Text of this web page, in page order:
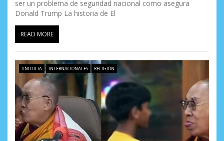
ser un problema de seguridad nacional como asegura
Donald Trump La historia de El
READ MORE
#NOTICIA INTERNACIONALES RELIGIÓN